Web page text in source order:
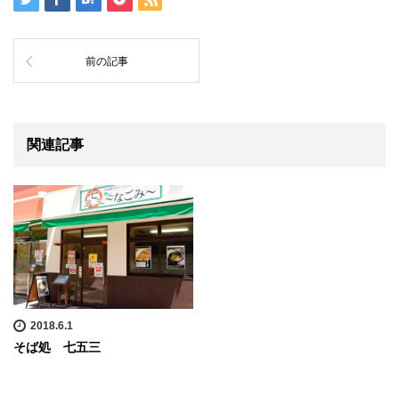
前の記事
関連記事
2018.6.1
そば処 七五三